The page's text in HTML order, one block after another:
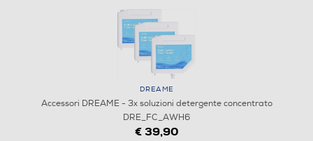
DREAME
Accessori DREAME - 3x soluzioni detergente concentrato
DRE_FC_AWH6
€ 39,90